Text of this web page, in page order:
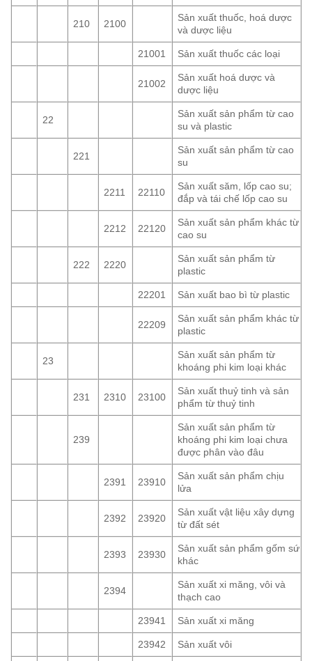
210 2100
Sản xuất thuốc, hoá dược
và dược liệu
21001 Sản xuất thuốc các loại
21002
Sản xuất hoá dược và
dược liệu
22
Sản xuất sản phẩm từ cao
su và plastic
221
Sản xuất sản phẩm từ cao
su
2211 22110
Sản xuất săm, lốp cao su;
đắp và tái chế lốp cao su
2212 22120
Sản xuất sản phẩm khác từ
cao su
222 2220
Sản xuất sản phẩm từ
plastic
22201 Sản xuất bao bì từ plastic
22209
Sản xuất sản phẩm khác từ
plastic
23
Sản xuất sản phẩm từ
khoáng phi kim loại khác
231 2310 23100
Sản xuất thuỷ tinh và sản
phẩm từ thuỷ tinh
239
Sản xuất sản phẩm từ
khoáng phi kim loại chưa
được phân vào đâu
2391 23910
Sản xuất sản phẩm chịu
lửa
2392 23920
Sản xuất vật liệu xây dựng
từ đất sét
2393 23930
Sản xuất sản phẩm gốm sứ
khác
2394
Sản xuất xi măng, vôi và
thạch cao
23941 Sản xuất xi măng
23942 Sản xuất vôi